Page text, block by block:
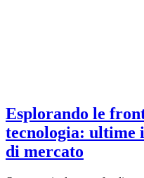
Esplorando le
tecnologia: ultime
di mercato